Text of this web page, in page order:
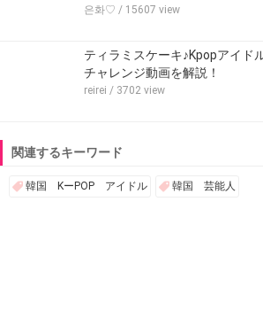
은화♡ / 15607 view
ティラミスケーキ♪Kpopアイ
チャレンジ動画を解説！
reirei / 3702 view
関連するキーワード
韓国 KーPOP アイドル 韓国 芸能人